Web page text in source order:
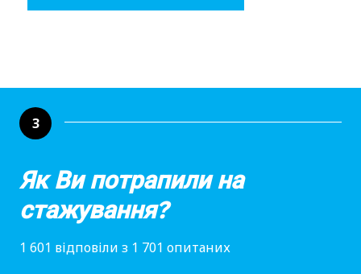
3
Як Ви потрапили на
стажування?
1 601 відповіли з 1 701 опитаних